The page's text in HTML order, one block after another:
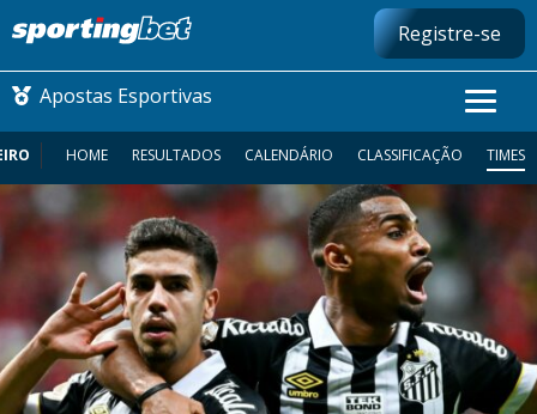
Registre-se
Apostas Esportivas
CONMEBOL LIBERTADORES
FUTEBOL NACIONAL
FUTEBOL INTERNACIONAL
COMO APOSTAR
HOME RESULTADOS CALENDÁRIO CLASSIFICAÇÃO TIMES